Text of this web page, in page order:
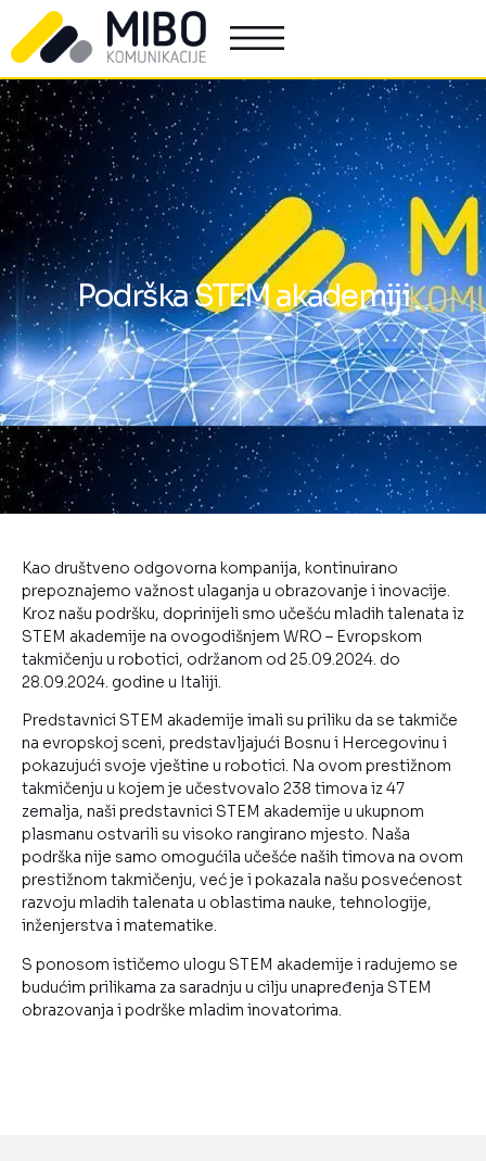
Podrška STEM akademiji
Kao društveno odgovorna kompanija, kontinuirano
prepoznajemo važnost ulaganja u obrazovanje i inovacije.
Kroz našu podršku, doprinijeli smo učešću mladih talenata iz
STEM akademije na ovogodišnjem WRO – Evropskom
takmičenju u robotici, održanom od 25.09.2024. do
28.09.2024. godine u Italiji.
Predstavnici STEM akademije imali su priliku da se takmiče
na evropskoj sceni, predstavljajući Bosnu i Hercegovinu i
pokazujući svoje vještine u robotici. Na ovom prestižnom
takmičenju u kojem je učestvovalo 238 timova iz 47
zemalja, naši predstavnici STEM akademije u ukupnom
plasmanu ostvarili su visoko rangirano mjesto. Naša
podrška nije samo omogućila učešće naših timova na ovom
prestižnom takmičenju, već je i pokazala našu posvećenost
razvoju mladih talenata u oblastima nauke, tehnologije,
inženjerstva i matematike.
S ponosom ističemo ulogu STEM akademije i radujemo se
budućim prilikama za saradnju u cilju unapređenja STEM
obrazovanja i podrške mladim inovatorima.